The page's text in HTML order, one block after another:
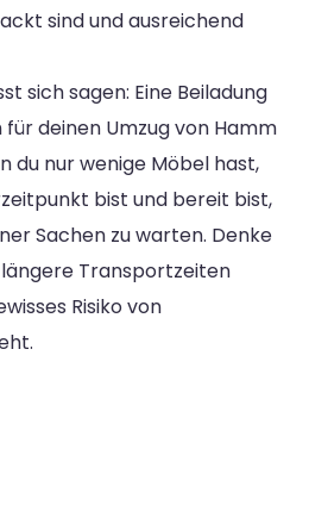
sind und ausreichend
sich sagen: Eine Beiladung
deinen Umzug von Hamm
du nur wenige Möbel hast,
bist und bereit bist,
Sachen zu warten. Denke
Transportzeiten
Risiko von